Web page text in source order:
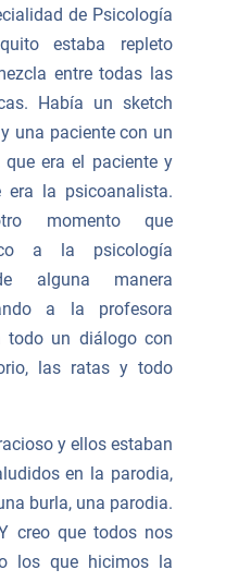
de Psicología
estaba repleto
entre todas las
Había un sketch
una paciente con un
que era el paciente y
la psicoanalista.
momento que
a la psicología
alguna manera
a la profesora
todo un diálogo con
las ratas y todo
y ellos estaban
en la parodia,
burla, una parodia.
creo que todos nos
los que hicimos la